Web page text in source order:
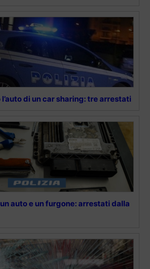
di un car sharing: tre arrestati
auto e un furgone: arrestati dalla